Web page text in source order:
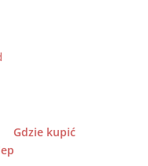
Gdzie kupić